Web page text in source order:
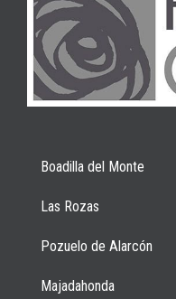
Boadilla del Monte
Las Rozas
Pozuelo de Alarcón
Majadahonda